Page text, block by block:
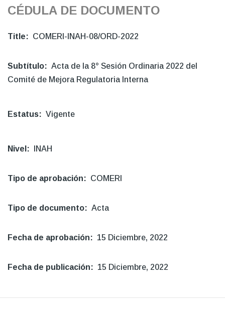
CÉDULA DE DOCUMENTO
Title COMERI-INAH-08/ORD-2022
Subtítulo
Acta de la 8° Sesión Ordinaria 2022 del
Comité de Mejora Regulatoria Interna
Estatus Vigente
Nivel INAH
Tipo de aprobación COMERI
Tipo de documento Acta
Fecha de aprobación 15 Diciembre, 2022
Fecha de publicación 15 Diciembre, 2022